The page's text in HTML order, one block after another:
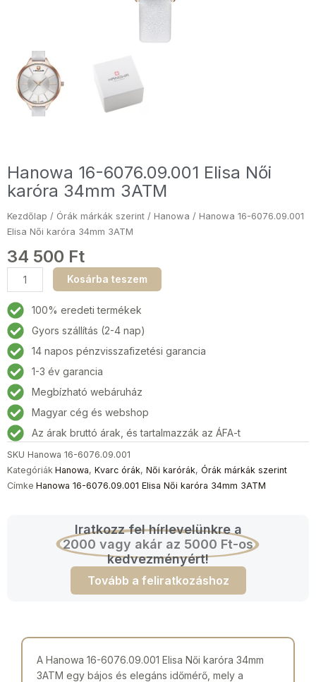
Hanowa 16-6076.09.001 Elisa Női
karóra 34mm 3ATM
Kezdőlap / Órák márkák szerint / Hanowa / Hanowa 16-6076.09.001
Elisa Női karóra 34mm 3ATM
34 500 Ft
Hanowa
16-
6076.09.001
Elisa
Női
karóra
34mm
3ATM
mennyiség
Kosárba teszem
100% eredeti termékek
Gyors szállítás (2-4 nap)
14 napos pénzvisszafizetési garancia
1-3 év garancia
Megbízható webáruház
Magyar cég és webshop
Az árak bruttó árak, és tartalmazzák az ÁFA-t
SKU Hanowa 16-6076.09.001
Kategóriák Hanowa, Kvarc órák, Női karórák, Órák márkák szerint
Címke Hanowa 16-6076.09.001 Elisa Női karóra 34mm 3ATM
Iratkozz fel hírlevelünkre a
2000 vagy akár az 5000 Ft-os
kedvezményért!
Tovább a feliratkozáshoz
A Hanowa 16-6076.09.001 Elisa Női karóra 34mm
3ATM egy bájos és elegáns időmérő, mely a